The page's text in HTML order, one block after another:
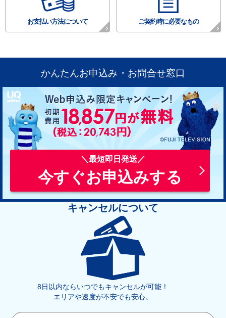
お支払い方法について ご契約時に必要なもの
かんたんお申込み・お問合せ窓口
今すぐお申込みする
キャンセルについて
8日以内ならいつでもキャンセルが可能！
エリアや速度が不安でも安心。